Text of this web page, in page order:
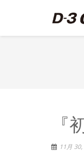
『
11月